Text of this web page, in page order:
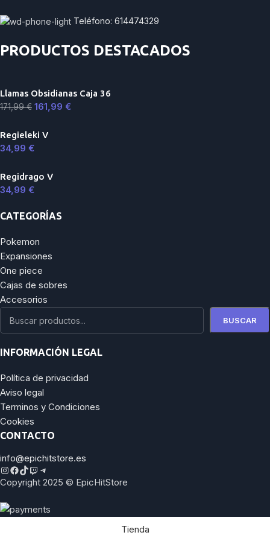
Teléfono: 614474329
PRODUCTOS DESTACADOS
Llamas Obsidianas Caja 36
171,99€ 161,99 €
Regieleki V
34,99 €
Regidrago V
34,99 €
CATEGORÍAS
Pokemon
Expansiones
One piece
Cajas de sobres
Accesorios
BUSCAR
INFORMACIÓN LEGAL
Política de privacidad
Aviso legal
Terminos y Condiciones
Cookies
CONTACTO
info@epichitstore.es
Copyright 2025 © EpicHitStore
Tienda